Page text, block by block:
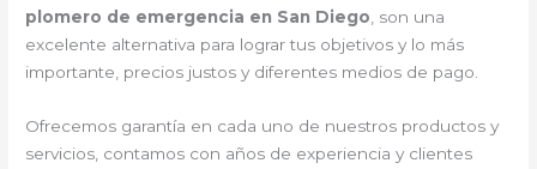
plomero de emergencia en San Diego , son una
excelente alternativa para lograr tus objetivos y lo más
importante, precios justos y diferentes medios de pago.
Ofrecemos garantía en cada uno de nuestros productos y
servicios, contamos con años de experiencia y clientes